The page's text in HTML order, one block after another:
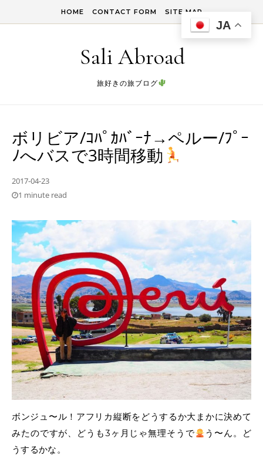
HOME CONTACT FORM SITE MAP
Sali Abroad
旅好きの旅ブログ
ボリビア/ｺﾊﾟｶﾊﾞｰﾅ→ペルー/ﾌﾟｰ
ﾉへバスで3時間移動
2017-04-23
1 minute read
ボンジュ〜ル！アフリカ縦断をどうするか大まかに決めて
みたのですが、どうも3ヶ月じゃ無理そうで
う〜ん。ど
うするかな。
JA